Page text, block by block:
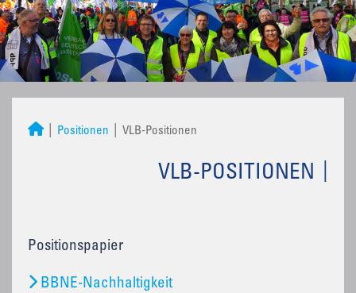
Positionen VLB-Positionen
VLB-POSITIONEN
Positionspapier
BBNE-Nachhaltigkeit